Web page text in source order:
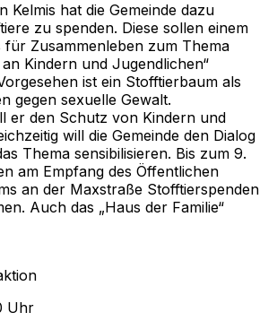
Kelmis hat die Gemeinde dazu
zu spenden. Diese sollen einem
für Zusammenleben zum Thema
Kindern und Jugendlichen“
ist ein Stofftierbaum als
gegen sexuelle Gewalt.
er den Schutz von Kindern und
will die Gemeinde den Dialog
Thema sensibilisieren. Bis zum 9.
am Empfang des Öffentlichen
an der Maxstraße Stofftierspenden
Auch das „Haus der Familie“
Uhr